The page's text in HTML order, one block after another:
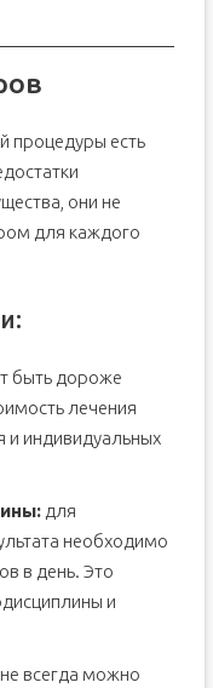
процедуры есть
они не
для каждого
быть дороже
лечения
и индивидуальных
для
необходимо
в день. Это
и
всегда можно